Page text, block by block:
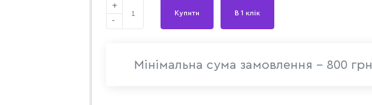
+
-
Купити В 1 клік
Мінімальна сума замовлення - 800 грн